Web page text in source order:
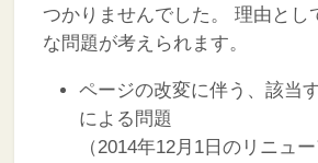
つかりませんでした。
理由とし
な問題が考えられます。
ページの改変に伴う、該当
による問題
（2014年12月1日のリニュ